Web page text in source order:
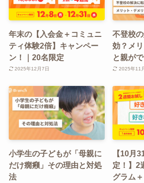
年末の【入会金＋コミュニ
ティ体験2倍】キャンペー
ン！｜20名限定
2025年12月7日
不登校
効？メ
と親が
2025年11
小学生の子どもが「母親に
だけ癇癪」その理由と対処
法
【10月
定！】2
グラム